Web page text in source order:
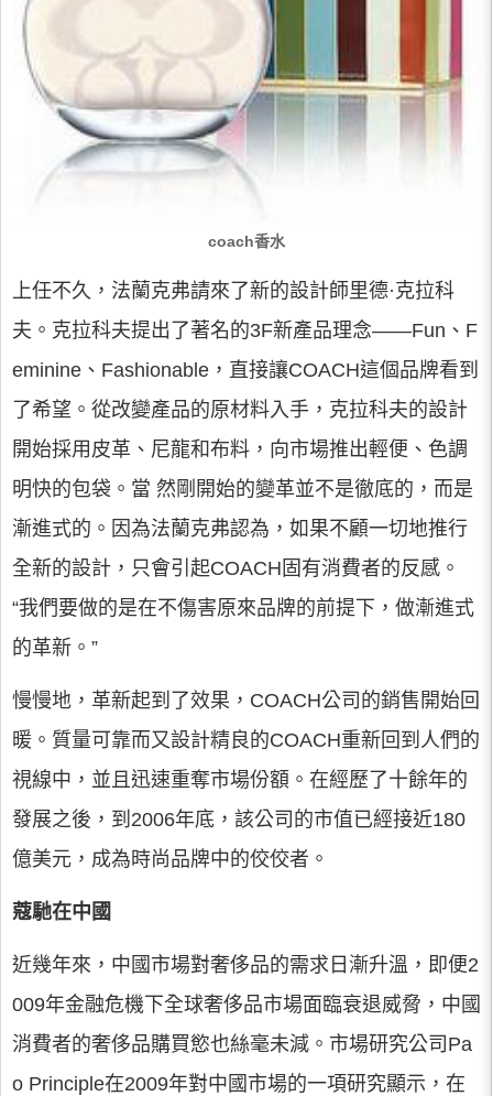
coach香水
上任不久，法蘭克弗請來了新的設計師里德·克拉科
夫。克拉科夫提出了著名的3F新產品理念——Fun、F
eminine、Fashionable，直接讓COACH這個品牌看到
了希望。從改變產品的原材料入手，克拉科夫的設計
開始採用皮革、尼龍和布料，向市場推出輕便、色調
明快的包袋。當 然剛開始的變革並不是徹底的，而是
漸進式的。因為法蘭克弗認為，如果不顧一切地推行
全新的設計，只會引起COACH固有消費者的反感。
“我們要做的是在不傷害原來品牌的前提下，做漸進式
的革新。”
慢慢地，革新起到了效果，COACH公司的銷售開始回
暖。質量可靠而又設計精良的COACH重新回到人們的
視線中，並且迅速重奪市場份額。在經歷了十餘年的
發展之後，到2006年底，該公司的市值已經接近180
億美元，成為時尚品牌中的佼佼者。
蔻馳在中國
近幾年來，中國市場對奢侈品的需求日漸升溫，即便2
009年金融危機下全球奢侈品市場面臨衰退威脅，中國
消費者的奢侈品購買慾也絲毫未減。市場研究公司Pa
o Principle在2009年對中國市場的一項研究顯示，在